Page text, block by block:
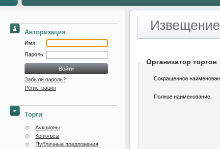
Авторизация
Имя:
Пароль:
Забыли пароль?
Регистрация
Торги
Аукционы
Конкурсы
Публичные предложения
Организатор торгов
Сокращенное
Полное наименование: